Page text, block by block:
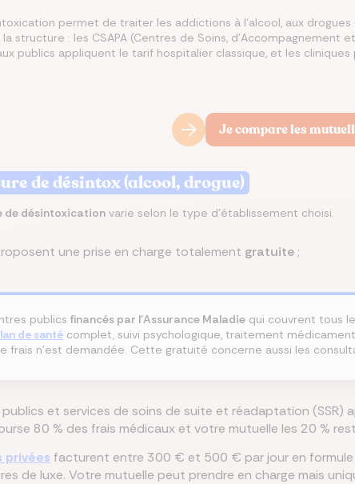
Économisez jusqu’à 250 €/mois
en changeant d’assurance de
Trouvez le meilleur taux
Économisez jusqu’à 456 €/an
Comparez les meilleures
assurances du marché au
Trouvez la meilleure assurance
permet de traiter les addictions à l'alcool, aux
la structure : les CSAPA (Centres de Soins,
publics appliquent le tarif hospitalier classique, et les
Je compare les
de désintox (alcool, drogue)
de désintoxication varie selon le type d'établissement choisi.
une prise en charge totalement gratuite;
publics financés par l'Assurance Maladie qui couvrent tous
de santé complet, suivi psychologique, traitement
frais n'est demandée. Cette gratuité concerne aussi les
et services de soins de suite et réadaptation (SSR)
80 % des frais médicaux et votre mutuelle les 20 %
privées facturent entre 300 € et 500 € par jour en
de luxe. Votre mutuelle peut prendre en charge mais